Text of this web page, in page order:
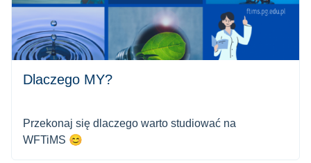
Dlaczego MY?
Przekonaj się dlaczego warto studiować na
WFTiMS 😊